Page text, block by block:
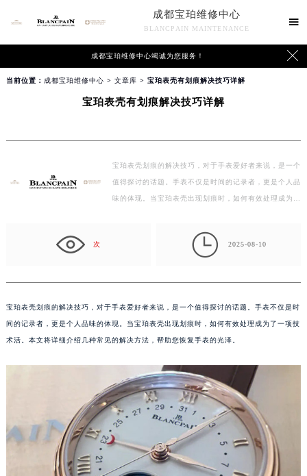
成都宝珀维修中心
BLANCPAIN MAINTENANCE

成都宝珀维修中心竭诚为您服务！ 
当前位置： 成都宝珀维修中心 > 文章库 > 宝珀表壳有划痕解决技巧详解
宝珀表壳有划痕解决技巧详解
宝珀表壳划痕的解决技巧，对于手表爱好者来说，是一个
值得探讨的话题。手表不仅是时间的记录者，更是个人品
味的体现。当宝珀表壳出现划痕时，如何有效处理成为
次  2025-08-10
宝珀表壳划痕的解决技巧，对于手表爱好者来说，是一个值得探讨的话题。手表不仅是时
间的记录者，更是个人品味的体现。当宝珀表壳出现划痕时，如何有效处理成为了一项技
术活。本文将详细介绍几种常见的解决方法，帮助您恢复手表的光泽。